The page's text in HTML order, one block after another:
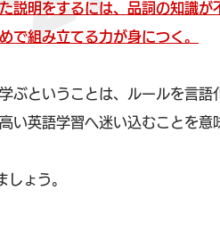
説明をするには、品詞の知識が
で組み立てる力が身につく。
ぶということは、ルールを言語
い英語学習へ迷い込むことを意
ょう。